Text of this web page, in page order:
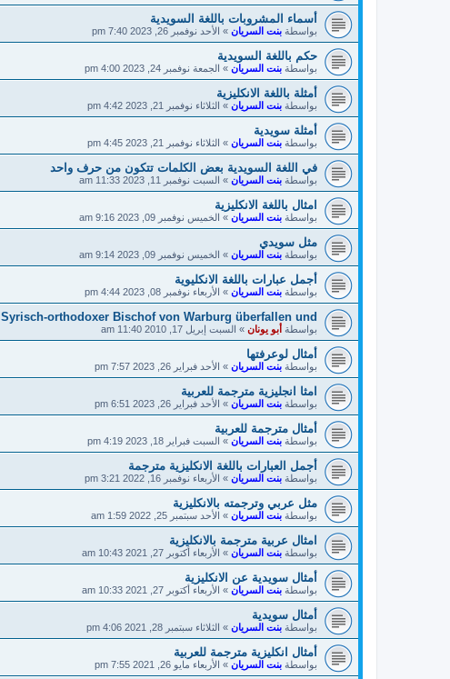
أسماء المشروبات باللغة السويدية
بواسطة بنت السريان » الأحد نوفمبر 26, 2023 7:40 pm
حكم باللغة السويدية
بواسطة بنت السريان » الجمعة نوفمبر 24, 2023 4:00 pm
أمثلة باللغة الانكليزية
بواسطة بنت السريان » الثلاثاء نوفمبر 21, 2023 4:42 pm
أمثلة سويدية
بواسطة بنت السريان » الثلاثاء نوفمبر 21, 2023 4:45 pm
في اللغة السويدية بعض الكلمات تتكون من حرف واحد
بواسطة بنت السريان » السبت نوفمبر 11, 2023 11:33 am
امثال باللغة الانكليزية
بواسطة بنت السريان » الخميس نوفمبر 09, 2023 9:16 am
مثل سويدي
بواسطة بنت السريان » الخميس نوفمبر 09, 2023 9:14 am
أجمل عبارات باللغة الانكليوية
بواسطة بنت السريان » الأربعاء نوفمبر 08, 2023 4:44 pm
Syrisch-orthodoxer Bischof von Warburg überfallen und
بواسطة أبو يونان » السبت إبريل 17, 2010 11:40 am
أمثال لوعرفتها
بواسطة بنت السريان » الأحد فبراير 26, 2023 7:57 pm
امثا انجليزية مترجمة للعربية
بواسطة بنت السريان » الأحد فبراير 26, 2023 6:51 pm
أمثال مترجمة للعربية
بواسطة بنت السريان » السبت فبراير 18, 2023 4:19 pm
أجمل العبارات باللغة الانكليزية مترجمة
بواسطة بنت السريان » الأربعاء نوفمبر 16, 2022 3:21 pm
مثل عربي وترجمته بالانكليزية
بواسطة بنت السريان » الأحد سبتمبر 25, 2022 1:59 am
امثال عربية مترجمة بالانكليزية
بواسطة بنت السريان » الأربعاء أكتوبر 27, 2021 10:43 am
أمثال سويدية عن الانكليزية
بواسطة بنت السريان » الأربعاء أكتوبر 27, 2021 10:33 am
أمثال سويدية
بواسطة بنت السريان » الثلاثاء سبتمبر 28, 2021 4:06 pm
أمثال انكليزية مترجمة للعربية
بواسطة بنت السريان » الأربعاء مايو 26, 2021 7:55 pm